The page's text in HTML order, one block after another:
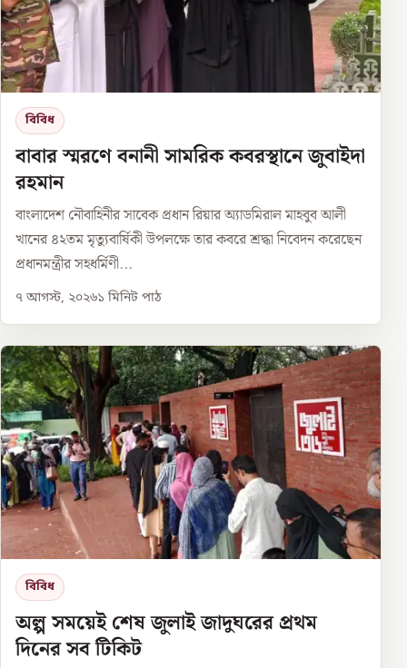
বিবিধ
বাবার স্মরণে বনানী সামরিক কবরস্থানে জুবাইদা
রহমান
বাংলাদেশ নৌবাহিনীর সাবেক প্রধান রিয়ার অ্যাডমিরাল মাহবুব আলী
খানের ৪২তম মৃত্যুবার্ষিকী উপলক্ষে তার কবরে শ্রদ্ধা নিবেদন করেছেন
প্রধানমন্ত্রীর সহধর্মিণী...
৭ আগস্ট, ২০২৬১ মিনিট পাঠ
বিবিধ
অল্প সময়েই শেষ জুলাই জাদুঘরের প্রথম
দিনের সব টিকিট